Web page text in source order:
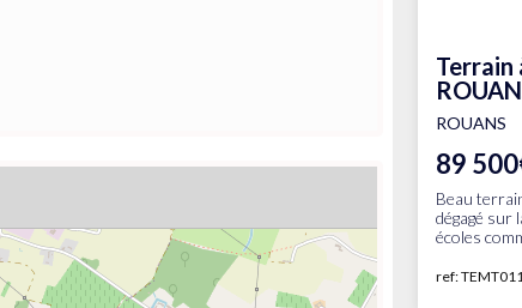
Terrain
ROUANS
89
Beau
dégagé sur
écoles
ref: